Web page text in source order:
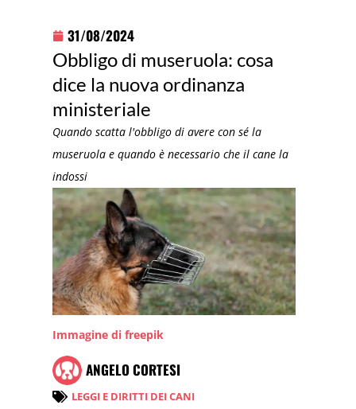
31/08/2024
Obbligo di museruola: cosa
dice la nuova ordinanza
ministeriale
Quando scatta l'obbligo di avere con sé la
museruola e quando è necessario che il cane la
indossi
Immagine di freepik
ANGELO CORTESI
LEGGI E DIRITTI DEI CANI